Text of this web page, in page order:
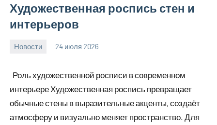
Художественная роспись стен и
интерьеров
Новости 24 июля 2026
Роль художественной росписи в современном
интерьере Художественная роспись превращает
обычные стены в выразительные акценты, создаёт
атмосферу и визуально меняет пространство. Для